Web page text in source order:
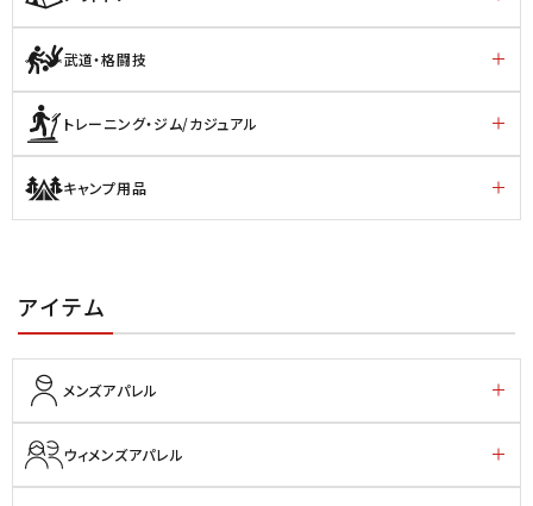
武道・格闘技
トレーニング・ジム/カジュアル
キャンプ用品
アイテム
メンズアパレル
ウィメンズアパレル